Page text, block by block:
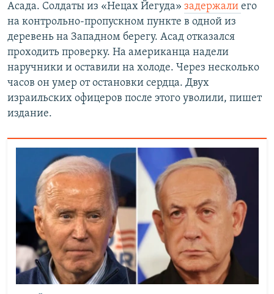
Асада. Солдаты из «Нецах Йегуда» задержали его
на контрольно-пропускном пункте в одной из
деревень на Западном берегу. Асад отказался
проходить проверку. На американца надели
наручники и оставили на холоде. Через несколько
часов он умер от остановки сердца. Двух
израильских офицеров после этого уволили, пишет
издание.